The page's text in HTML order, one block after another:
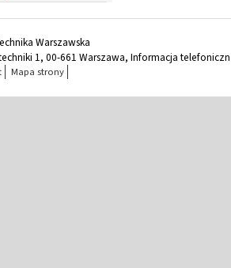
Warszawska
1, 00-661 Warszawa, Informacja
Mapa strony